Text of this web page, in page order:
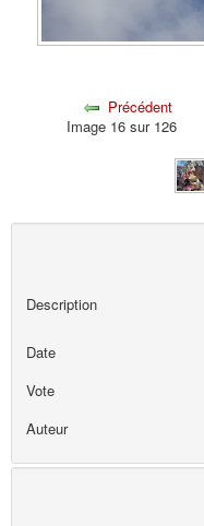
Précédent
Image 16 sur 126
Description
Date
Vote
Auteur